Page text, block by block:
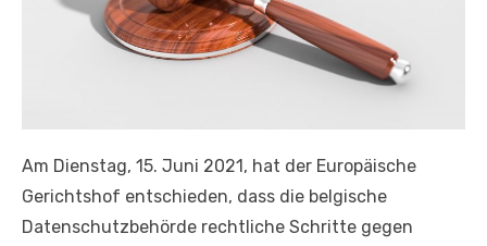
Am Dienstag, 15. Juni 2021, hat der Europäische
Gerichtshof entschieden, dass die belgische
Datenschutzbehörde rechtliche Schritte gegen